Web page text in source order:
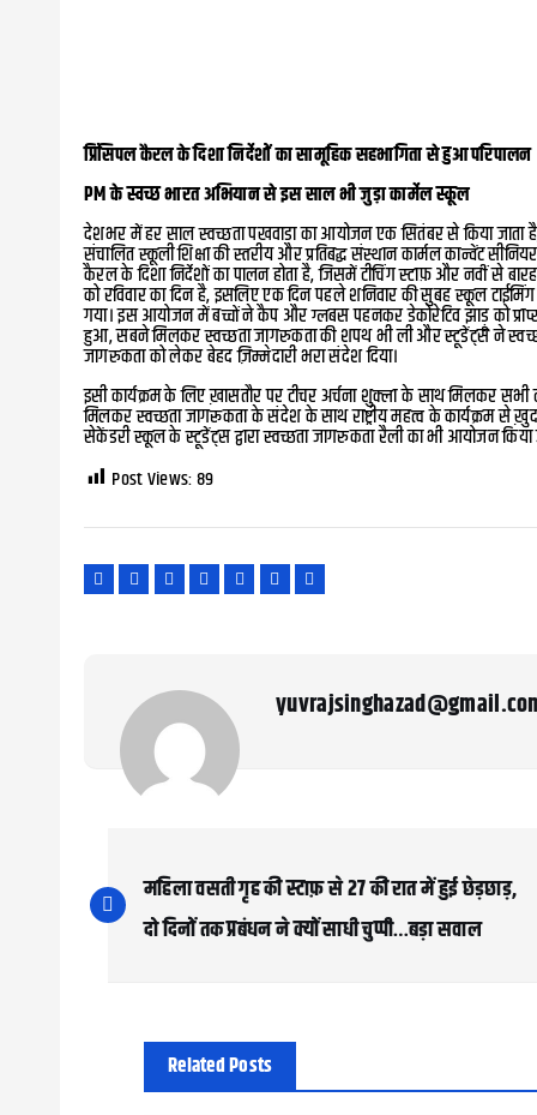
प्रिंसिपल कैरल के दिशा निर्देशों का सामूहिक सहभागिता से हुआ परिपालन
PM के स्वच्छ भारत अभियान से इस साल भी जुड़ा कार्मेल स्कूल
देशभर में हर साल स्वच्छता पखवाड़ा का आयोजन एक सितंबर से किया
संचालित स्कूली शिक्षा की स्तरीय और प्रतिबद्ध संस्थान कार्मल कान्वेंट
कैरल के दिशा निर्देशों का पालन होता है, जिसमें टीचिंग स्टाफ़ और नवीं से
को रविवार का दिन है, इसलिए एक दिन पहले शनिवार की सुबह स्कूल
गया। इस आयोजन में बच्चों ने कैप और ग्लबस पहनकर डेकोरेटिव झाड़ू को
हुआ, सबने मिलकर स्वच्छता जागरुकता की शपथ भी ली और स्टूडेंट्स ने
जागरुकता को लेकर बेहद ज़िम्मेदारी भरा संदेश दिया।
इसी कार्यक्रम के लिए ख़ासतौर पर टीचर अर्चना शुक्ला के साथ मिलकर सभी
मिलकर स्वच्छता जागरूकता के संदेश के साथ राष्ट्रीय महत्व के कार्यक्रम से
सेकेंडरी स्कूल के स्टूडेंट्स द्वारा स्वच्छता जागरुकता रैली का भी आयोजन किया
Post Views:89
o
s
महिला वसती गृह की स्टाफ़ से 27 की रात में हुई छेड़छाड़,
दो दिनों तक प्रबंधन ने क्यों साधी चुप्पी…बड़ा सवाल
Related Posts